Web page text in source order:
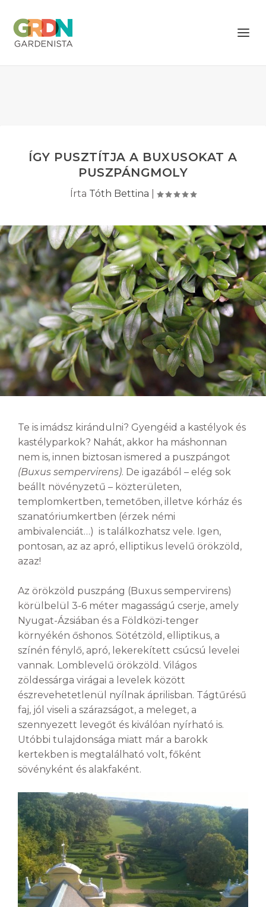
ÍGY PUSZTÍTJA A BUXUSOKAT A
PUSZPÁNGMOLY
Írta Tóth Bettina
Te is imádsz kirándulni? Gyengéid a kastélyok és
kastélyparkok? Nahát, akkor ha máshonnan
nem is, innen biztosan ismered a puszpángot
(Buxus sempervirens). De igazából – elég sok
beállt növényzetű – közterületen,
templomkertben, temetőben, illetve kórház és
szanatóriumkertben (érzek némi
ambivalenciát…) is találkozhatsz vele. Igen,
pontosan, az az apró, elliptikus levelű örökzöld,
azaz!
Az örökzöld puszpáng (Buxus sempervirens)
körülbelül 3-6 méter magasságú cserje, amely
Nyugat-Ázsiában és a Földközi-tenger
környékén őshonos. Sötétzöld, elliptikus, a
színén fénylő, apró, lekerekített csúcsú levelei
vannak. Lomblevelű örökzöld. Világos
zöldessárga virágai a levelek között
észrevehetetlenül nyílnak áprilisban. Tágtűrésű
faj, jól viseli a szárazságot, a meleget, a
szennyezett levegőt és kiválóan nyírható is.
Utóbbi tulajdonsága miatt már a barokk
kertekben is megtalálható volt, főként
sövényként és alakfaként.